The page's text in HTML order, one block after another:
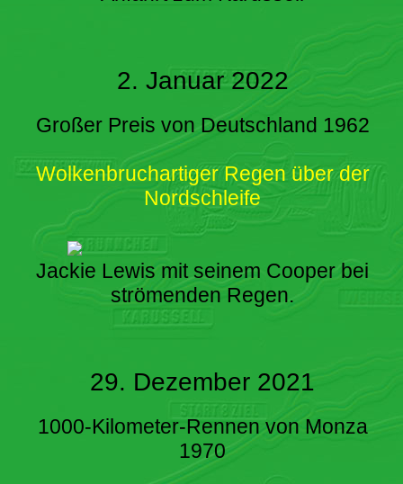
2. Januar 2022
Großer Preis von Deutschland 1962
Wolkenbruchartiger Regen über der
Nordschleife
Jackie Lewis mit seinem Cooper bei
strömenden Regen.
29. Dezember 2021
1000-Kilometer-Rennen von Monza
1970